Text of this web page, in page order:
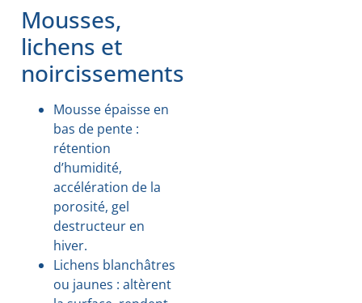
Mousses,
lichens et
noircissements
Mousse épaisse en
bas de pente :
rétention
d’humidité,
accélération de la
porosité, gel
destructeur en
hiver.
Lichens blanchâtres
ou jaunes : altèrent